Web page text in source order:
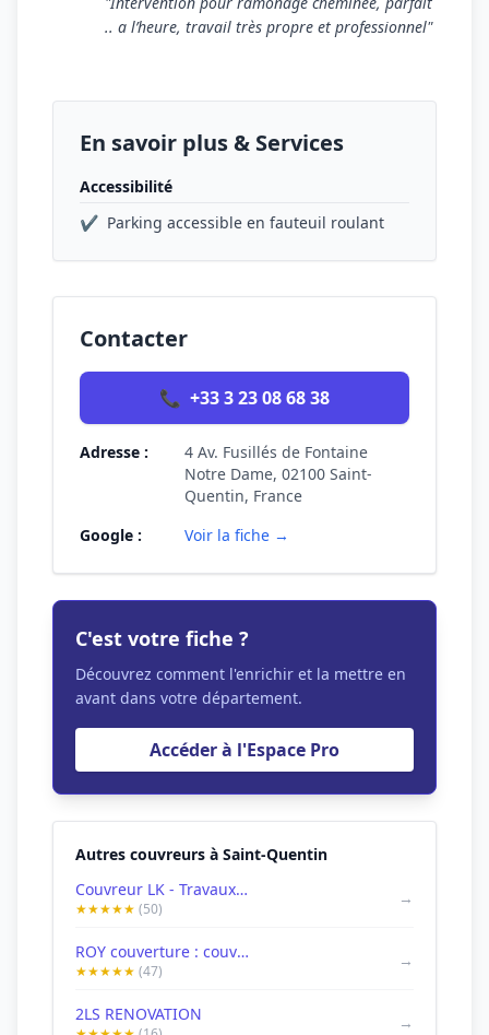
.. a l’heure, travail très propre et professionnel"
En savoir plus & Services
Accessibilité
✔ Parking accessible en fauteuil roulant
Contacter
📞 +33 3 23 08 68 38
Adresse :
4 Av. Fusillés de Fontaine
Notre Dame, 02100 Saint-
Quentin, France
Google :
Voir la fiche →
C'est votre fiche ?
Découvrez comment l'enrichir et la mettre en
avant dans votre département.
Accéder à l'Espace Pro
Autres couvreurs à Saint-Quentin
Couvreur LK - Travaux de Couverture dans le 02 - Réparation Étanchéité Nettoyage Toiture Ramonage Aisne Saint-Quentin
★★★★★ (50)
→
ROY couverture : couvreur Saint-Quentin (rénovation, démoussage, ramonage)
★★★★★ (47)
→
2LS RENOVATION →